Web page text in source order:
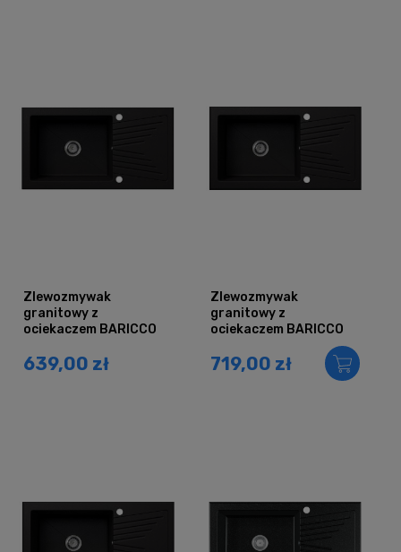
Zlewozmywak
granitowy z
ociekaczem BARICCO
639,00 zł
Zlewozmywak
granitowy z
ociekaczem BARICCO
czarny brokat złoty
719,00 zł